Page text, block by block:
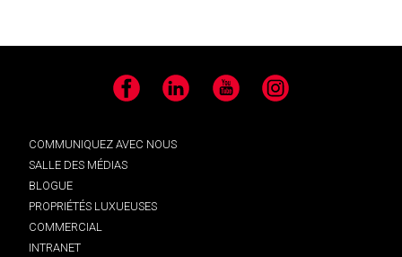
Facebook LinkedIn YouTube Instagram
COMMUNIQUEZ AVEC NOUS
SALLE DES MÉDIAS
BLOGUE
PROPRIÉTÉS LUXUEUSES
COMMERCIAL
INTRANET